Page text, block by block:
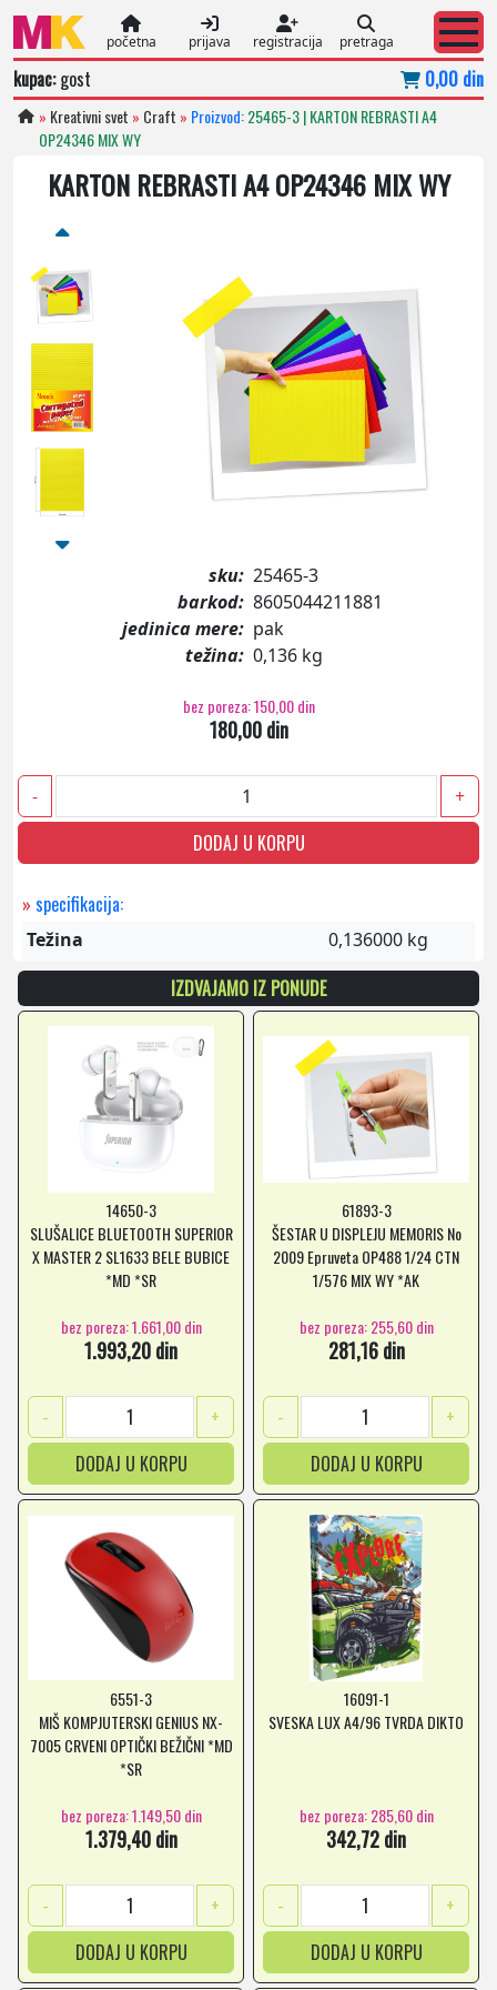
početna prijava registracija pretraga
kupac:gost 0,00 din
» Kreativni svet » Craft » Proizvod:25465-3 | KARTON REBRASTI A4
OP24346 MIX WY
KARTON REBRASTI A4 OP24346 MIX WY
sku: 25465-3
barkod: 8605044211881
jedinica mere: pak
težina: 0,136 kg
bez poreza: 150,00 din
180,00 din
- +
DODAJ U KORPU
» specifikacija:
Težina 0,136000 kg
IZDVAJAMO IZ PONUDE
14650-3
SLUŠALICE BLUETOOTH SUPERIOR
X MASTER 2 SL1633 BELE BUBICE
*MD *SR
bez poreza: 1.661,00 din
1.993,20 din
-
+
DODAJ U KORPU
61893-3
ŠESTAR U DISPLEJU MEMORIS No
2009 Epruveta OP488 1/24 CTN
1/576 MIX WY *AK
bez poreza: 255,60 din
281,16 din
-
+
DODAJ U KORPU
6551-3
MIŠ KOMPJUTERSKI GENIUS NX-
7005 CRVENI OPTIČKI BEŽIČNI *MD
*SR
bez poreza: 1.149,50 din
1.379,40 din
-
+
DODAJ U KORPU
16091-1
SVESKA LUX A4/96 TVRDA DIKTO
bez poreza: 285,60 din
342,72 din
-
+
DODAJ U KORPU